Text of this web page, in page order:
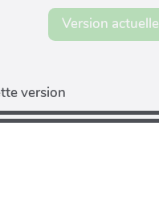
Version actuelle
version